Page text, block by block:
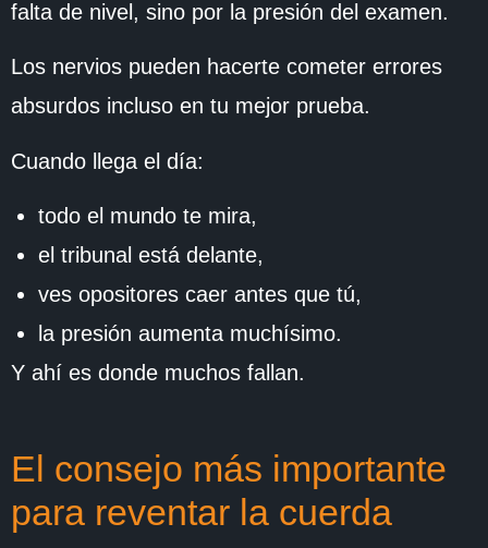
falta de nivel, sino por la presión del examen.
Los nervios pueden hacerte cometer errores
absurdos incluso en tu mejor prueba.
Cuando llega el día:
todo el mundo te mira,
el tribunal está delante,
ves opositores caer antes que tú,
la presión aumenta muchísimo.
Y ahí es donde muchos fallan.
El consejo más importante
para reventar la cuerda